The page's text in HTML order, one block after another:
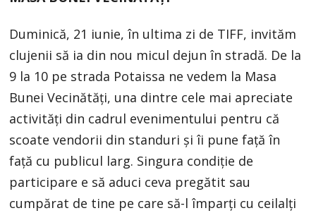
Duminică, 21 iunie, în ultima zi de TIFF, invităm
clujenii să ia din nou micul dejun în stradă. De la
9 la 10 pe strada Potaissa ne vedem la Masa
Bunei Vecinătăți, una dintre cele mai apreciate
activități din cadrul evenimentului pentru că
scoate vendorii din standuri și îi pune față în
față cu publicul larg. Singura condiție de
participare e să aduci ceva pregătit sau
cumpărat de tine pe care să-l împarți cu ceilalți